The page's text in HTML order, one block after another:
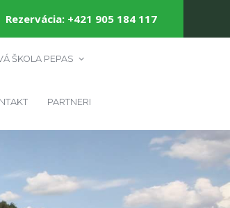
Rezervácia: +421 905 184 117
ŠKOLA PEPAS
PARTNERI